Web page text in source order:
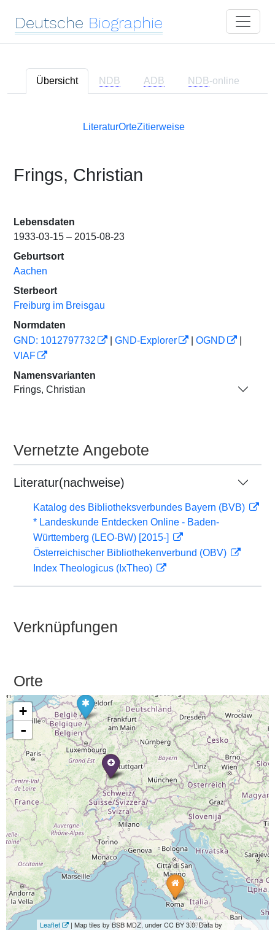
Deutsche Biographie
Übersicht NDB ADB NDB-online
LiteraturOrteZitierweise
Frings, Christian
Lebensdaten
1933-03-15 – 2015-08-23
Geburtsort
Aachen
Sterbeort
Freiburg im Breisgau
Normdaten
GND: 1012797732
GND-Explorer OGND
VIAF
Namensvarianten
Frings, Christian
Vernetzte Angebote
Literatur(nachweise)
Katalog des Bibliotheksverbundes Bayern (BVB)
* Landeskunde Entdecken Online - Baden-
Württemberg (LEO-BW) [2015-]
Österreichischer Bibliothekenverbund (OBV)
Index Theologicus (IxTheo)
Verknüpfungen
Orte
+
-
Leaflet
| Map tiles by BSB MDZ, under CC BY 3.0. Data by